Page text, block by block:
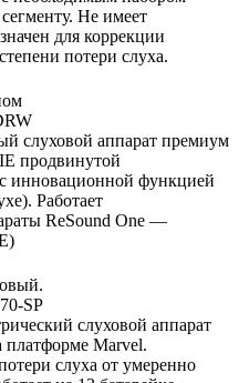
Не имеет
для коррекции
потери слуха.
слуховой аппарат премиум
продвинутой
инновационной функцией
Работает
ReSound One —
SP
слуховой аппарат
платформе Marvel.
слуха от умеренно